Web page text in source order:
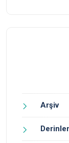
Arşiv